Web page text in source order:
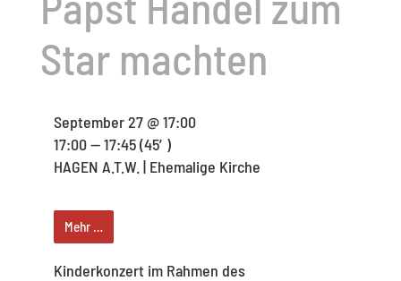
Star machten
Kinderkonzert im Rahmen des
September 27 @ 17:00
17:00 — 17:45(45′)
HAGEN A.T.W. | Ehemalige Kirche
Mehr …